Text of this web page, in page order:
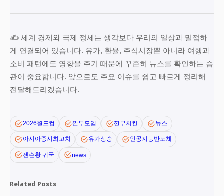
✍️ 세계 경제와 국제 정세는 생각보다 우리의 일상과 밀접하
게 연결되어 있습니다. 유가, 환율, 주식시장뿐 아니라 여행과
소비 패턴에도 영향을 주기 때문에 꾸준히 뉴스를 확인하는 습
관이 중요합니다. 앞으로도 주요 이슈를 쉽고 빠르게 정리해
전달해드리겠습니다.
2026월드컵 깐부모임 깐부치킨 뉴스
아시아증시최고치 유가상승 인공지능반도체
젠슨황 귀국 news
Related Posts